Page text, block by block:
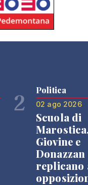
2 Politica
02 ago 2026
Scuola di
Giovine e
Donazzan
replicano